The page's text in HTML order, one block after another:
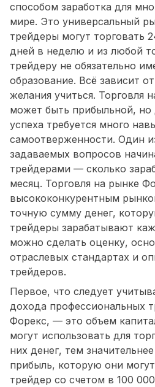
способом заработка для
мире. Это универсальный
трейдеры могут торговать
дней в неделю и из любой
трейдеру не обязательно
образование. Всё зависит
желания учиться. Торговля
может быть прибыльной, но
успеха требуется много
самоотверженности. Один
задаваемых вопросов
трейдерами — сколько
месяц. Торговля на рынке
высококонкурентным
точную сумму денег,
трейдеры зарабатывают
можно сделать оценку,
отраслевых стандартах и
трейдеров.
Первое, что следует
дохода профессиональных
Форекс, — это объем
могут использовать для
них денег, тем
прибыль, которую они
трейдер со счетом в 100